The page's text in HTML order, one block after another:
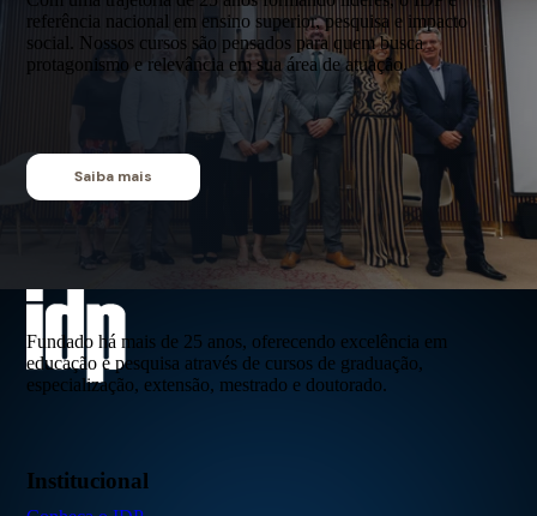
referência nacional em ensino superior, pesquisa e impacto
social. Nossos cursos são pensados para quem busca
protagonismo e relevância em sua área de atuação.
Saiba mais
Fundado há mais de 25 anos, oferecendo excelência em
educação e pesquisa através de cursos de graduação,
especialização, extensão, mestrado e doutorado.
Institucional